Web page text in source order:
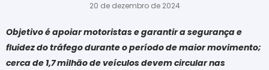
20 de dezembro de 2024
Objetivo é apoiar motoristas e garantir a segurança e
fluidez do tráfego durante o período de maior movimento;
cerca de 1,7 milhão de veículos devem circular nas